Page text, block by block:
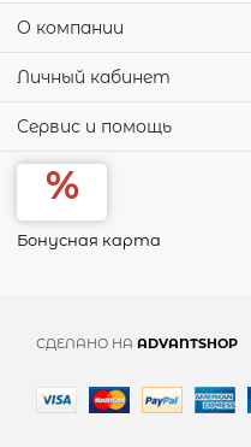
О компании
Личный кабинет
Сервис и помощь
Бонусная карта
СДЕЛАНО НА ADVANTSHOP